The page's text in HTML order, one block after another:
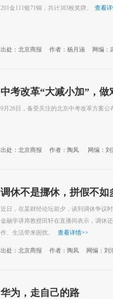
201金111银71铜，共计383枚奖牌。 查看
出处：北京商报 作者：杨月涵 网编：
中考改革“大减小加”，做
9月26日，备受关注的北京中考改革方案公
出处：北京商报 作者：陶凤 网编：刘
调休不是挪休，拼假不如
近日，在某财经论坛前夕，谈到调休争议
金融学讲席教授田轩在直播间表示，调休
作、生活带来困扰。
查看详情>>
出处：北京商报 作者：陶凤 网编：刘
华为，走自己的路